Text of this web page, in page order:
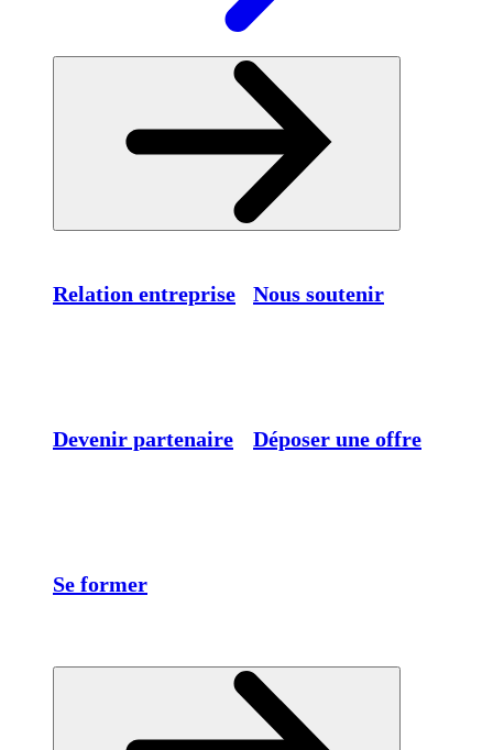
Relation entreprise Nous soutenir
Devenir partenaire Déposer une offre
Se former